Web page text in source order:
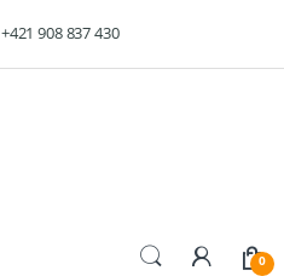
+421 908 837 430
0